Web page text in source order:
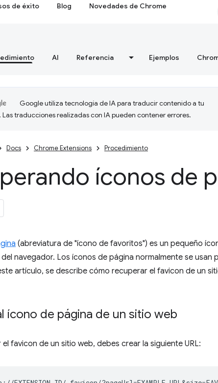
de éxito Blog Novedades de Chrome
AI Referencia Ejemplos
Google utiliza tecnología de IA para traducir contenido a tu
traducciones realizadas con IA pueden contener errores.
Docs Chrome Extensions Procedimiento
íconos de
(abreviatura de "ícono de favoritos") es un pequeño
navegador. Los íconos de página normalmente se usan
artículo, se describe cómo recuperar el favicon de un
ícono de página de un sitio web
favicon de un sitio web, debes crear la siguiente URL: